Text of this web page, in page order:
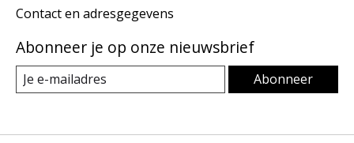
Contact en adresgegevens
Abonneer je op onze nieuwsbrief
Abonneer